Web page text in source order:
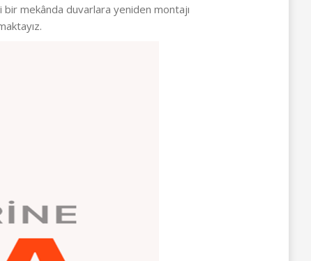
bir mekânda duvarlara yeniden montajı